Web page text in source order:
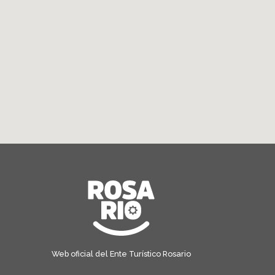
Web oficial del Ente Turístico Rosario